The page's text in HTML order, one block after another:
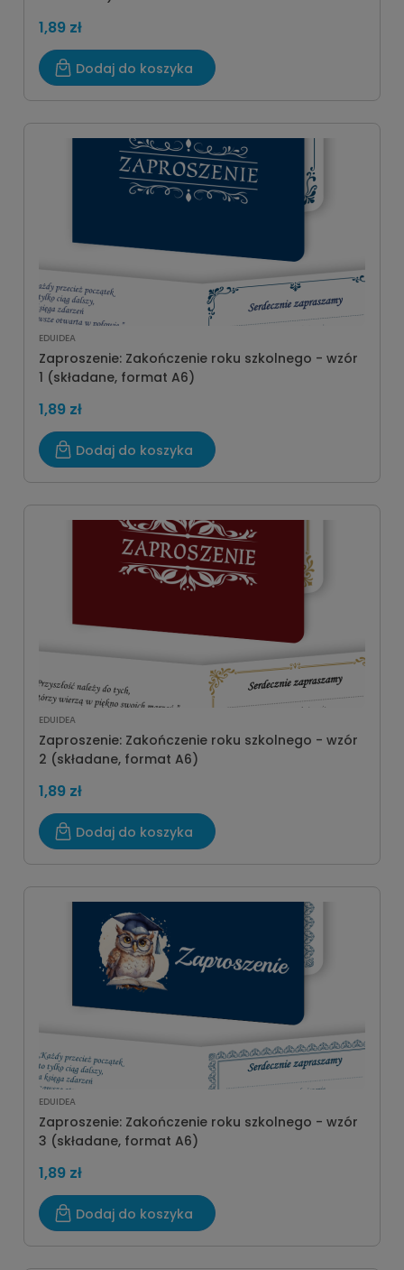
1,89 zł
Dodaj do koszyka
EDUIDEA
Zaproszenie: Zakończenie roku szkolnego - wzór
1 (składane, format A6)
1,89 zł
Dodaj do koszyka
EDUIDEA
Zaproszenie: Zakończenie roku szkolnego - wzór
2 (składane, format A6)
1,89 zł
Dodaj do koszyka
EDUIDEA
Zaproszenie: Zakończenie roku szkolnego - wzór
3 (składane, format A6)
1,89 zł
Dodaj do koszyka